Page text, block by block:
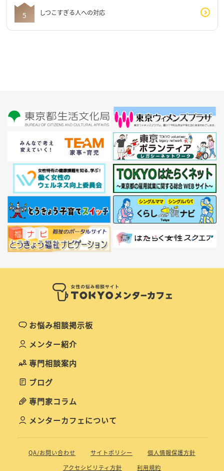
しつこすぎる人への対応
お悩み相談掲示板
メンター紹介
専門相談案内
ブログ
専門家コラム
メンターカフェについて
QA/お問い合わせ サイトポリシー
個人情報保護方針
アクセシビリティ方針
利用規約